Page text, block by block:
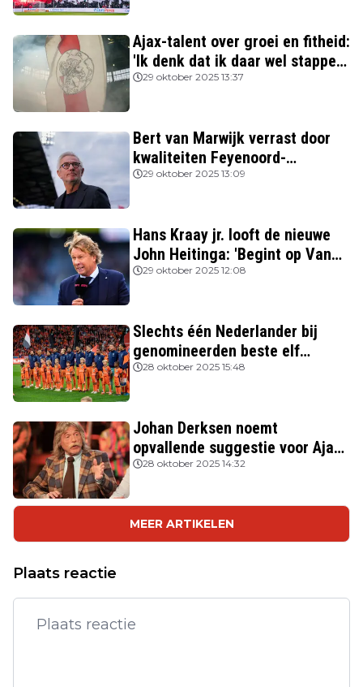
Ajax-talent over groei en fitheid:
'Ik denk dat ik daar wel stappen
in heb gezet'
29 oktober 2025 13:37
Bert van Marwijk verrast door
kwaliteiten Feyenoord-
aanvoerder: 'Niemand zag
29 oktober 2025 13:09
Hans Kraay jr. looft de nieuwe
John Heitinga: 'Begint op Van
Gaal te lijken'
29 oktober 2025 12:08
Slechts één Nederlander bij
genomineerden beste elf
FIFPRO
28 oktober 2025 15:48
Johan Derksen noemt
opvallende suggestie voor Ajax:
'Wacht op hem als opvolger van
28 oktober 2025 14:32
MEER ARTIKELEN
Plaats reactie